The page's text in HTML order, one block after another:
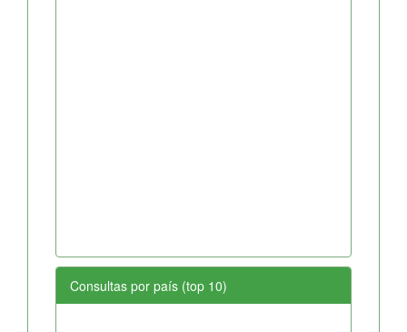
Consultas por país (top 10)